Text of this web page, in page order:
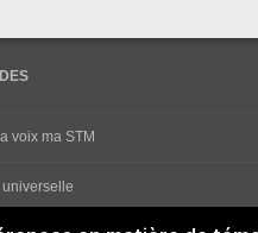
voix ma STM